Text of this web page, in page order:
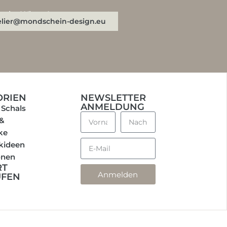
WhatsApp:
design.eu
NEWSLETTER
ANMELDUNG
Anmelden